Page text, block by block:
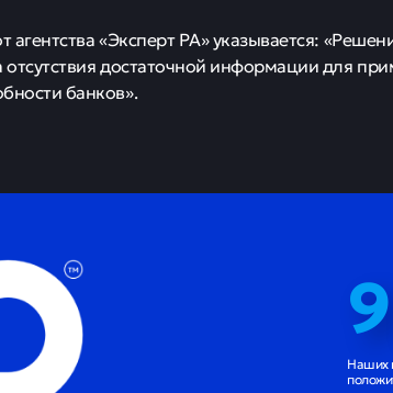
агентства «Эксперт РА» указывается:
отсутствия достаточной информации для
банков».
Наших